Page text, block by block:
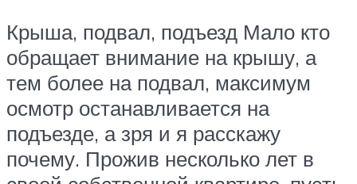
Крыша, подвал, подъезд Мало кто
обращает внимание на крышу, а
тем более на подвал, максимум
осмотр останавливается на
подъезде, а зря и я расскажу
почему. Прожив несколько лет в